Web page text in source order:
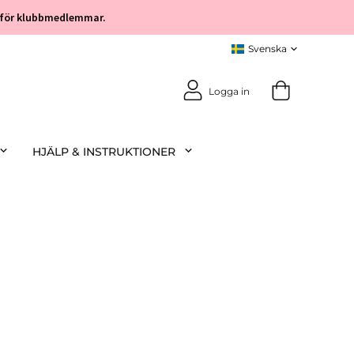
klubbmedlemmar.
Logga in
HJÄLP & INSTRUKTIONER